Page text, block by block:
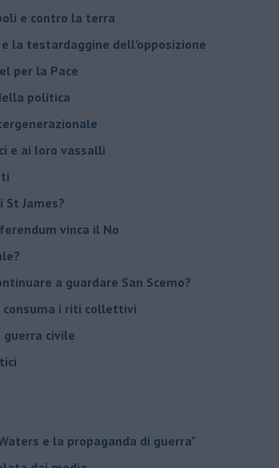
e contro la terra
la testardaggine dell’opposizione
per la Pace
politica
e ai loro vassalli
James?
vinca il No
a guardare San Scemo?
consuma i riti collettivi
guerra civile
e la propaganda di guerra"